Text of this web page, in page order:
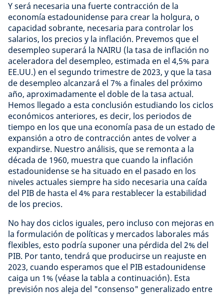
Y será necesaria una fuerte contracción de la
economía estadounidense para crear la holgura, o
capacidad sobrante, necesaria para controlar los
salarios, los precios y la inflación. Prevemos que el
desempleo superará la NAIRU (la tasa de inflación no
aceleradora del desempleo, estimada en el 4,5% para
EE.UU.) en el segundo trimestre de 2023, y que la tasa
de desempleo alcanzará el 7% a finales del próximo
año, aproximadamente el doble de la tasa actual.
Hemos llegado a esta conclusión estudiando los ciclos
económicos anteriores, es decir, los periodos de
tiempo en los que una economía pasa de un estado de
expansión a otro de contracción antes de volver a
expandirse. Nuestro análisis, que se remonta a la
década de 1960, muestra que cuando la inflación
estadounidense se ha situado en el pasado en los
niveles actuales siempre ha sido necesaria una caída
del PIB de hasta el 4% para restablecer la estabilidad
de los precios.
No hay dos ciclos iguales, pero incluso con mejoras en
la formulación de políticas y mercados laborales más
flexibles, esto podría suponer una pérdida del 2% del
PIB. Por tanto, tendrá que producirse un reajuste en
2023, cuando esperamos que el PIB estadounidense
caiga un 1% (véase la tabla a continuación). Esta
previsión nos aleja del "consenso" generalizado entre